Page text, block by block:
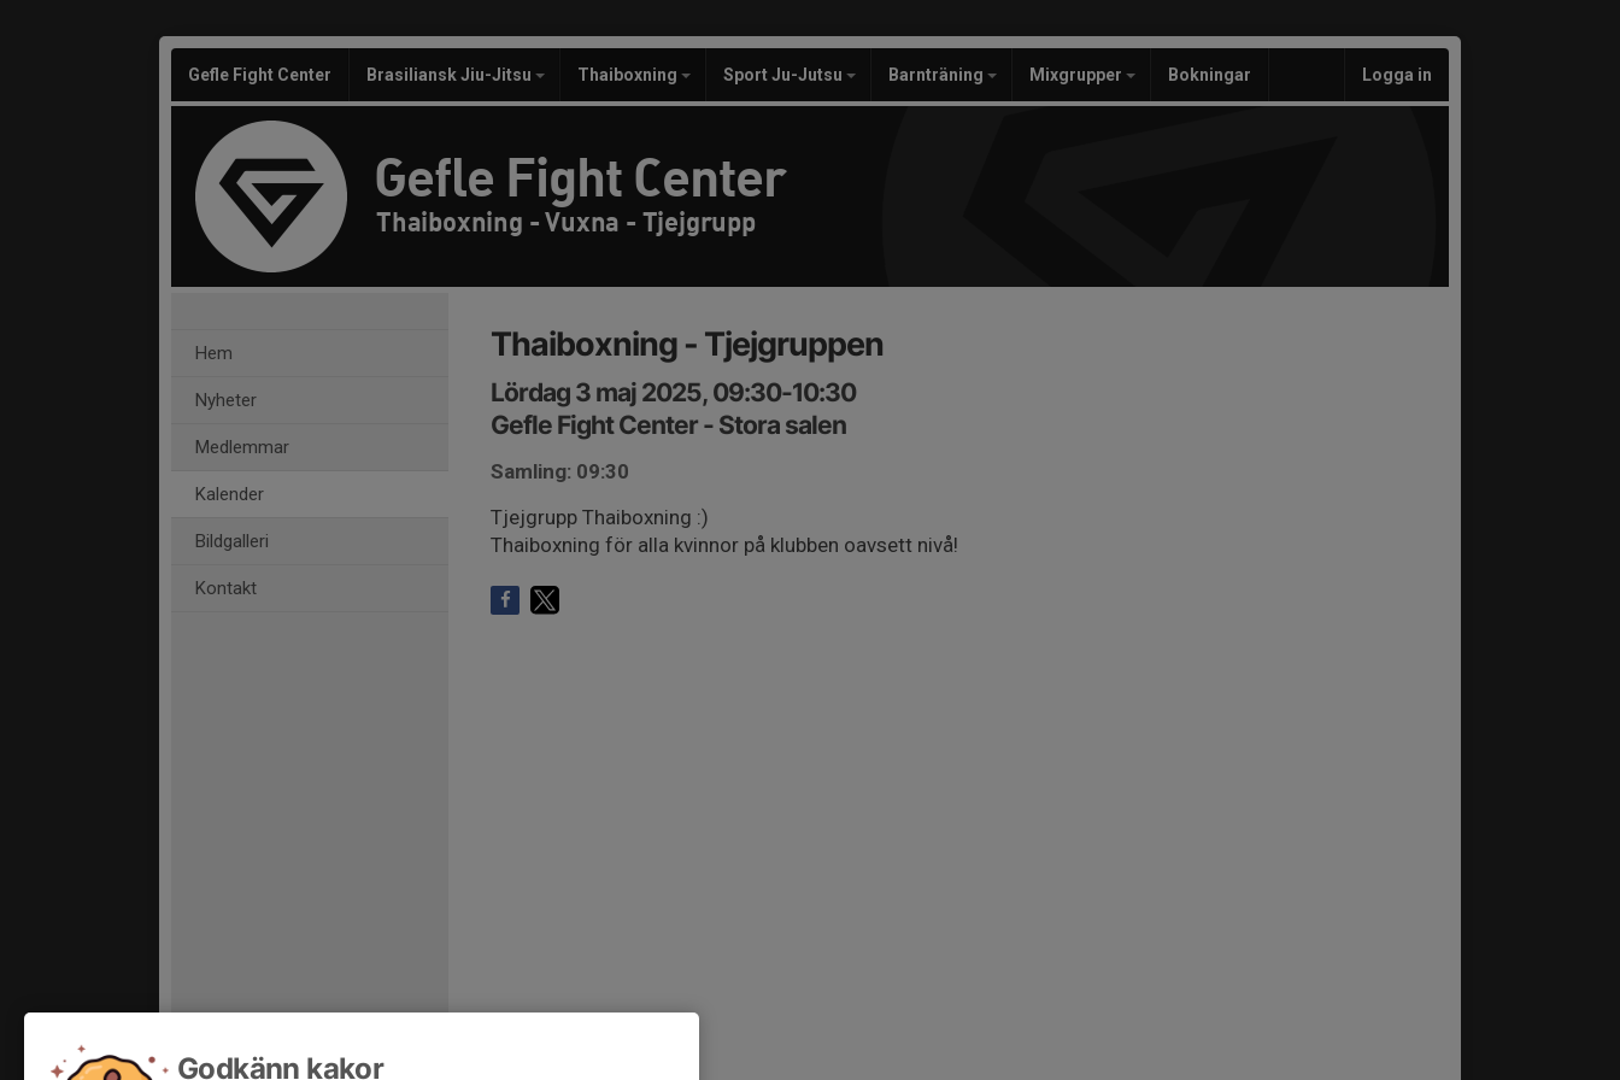
Gefle Fight Center Brasiliansk Jiu-Jitsu Thaiboxning Sport Ju-Jutsu Barnträning Mixgrupper Bokningar Logga in
Gefle Fight Center
Thaiboxning - Vuxna - Tjejgrupp
Hem
Nyheter
Medlemmar
Kalender
Bildgalleri
Kontakt
Thaiboxning - Tjejgruppen
Lördag 3 maj 2025, 09:30-10:30
Gefle Fight Center - Stora salen
Samling: 09:30
Tjejgrupp Thaiboxning :)
Thaiboxning för alla kvinnor på klubben oavsett nivå!
Godkänn kakor